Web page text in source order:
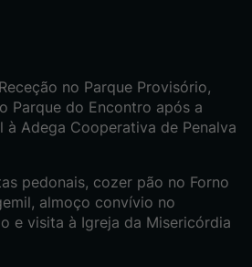
Receção no Parque Provisório,
Parque do Encontro após a
à Adega Cooperativa de Penalva
pedonais, cozer pão no Forno
almoço convívio no
e visita à Igreja da Misericórdia